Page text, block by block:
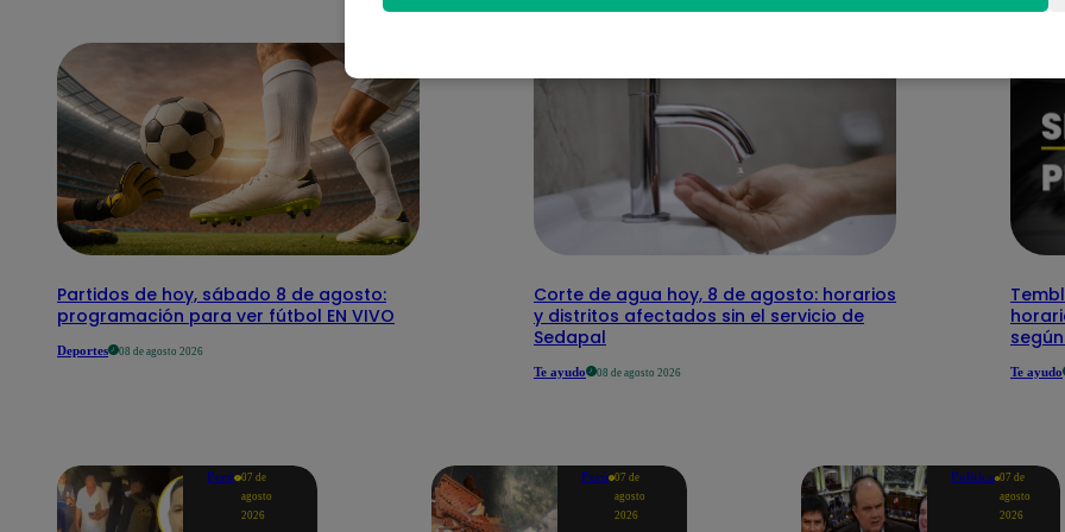
Partidos de hoy, sábado 8 de agosto:
programación para ver fútbol EN VIVO
Deportes 08 de agosto 2026
Corte de agua hoy, 8 de agosto: horarios
y distritos afectados sin el servicio de
Sedapal
Te ayudo 08 de agosto 2026 Te ayudo
Perú 07 de
agosto
2026
Perú 07 de
agosto
2026
Política 07 de
agosto
2026